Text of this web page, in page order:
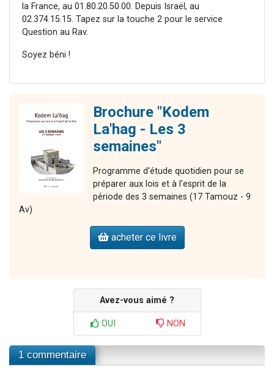
la France, au 01.80.20.50.00. Depuis Israël, au
02.374.15.15. Tapez sur la touche 2 pour le service
Question au Rav.
Soyez béni !
Brochure "Kodem
La'hag - Les 3
semaines"
Programme d'étude quotidien pour se
préparer aux lois et à l'esprit de la
période des 3 semaines (17 Tamouz - 9
Av)
acheter ce livre
Avez-vous aimé ?
OUI NON
1 commentaire